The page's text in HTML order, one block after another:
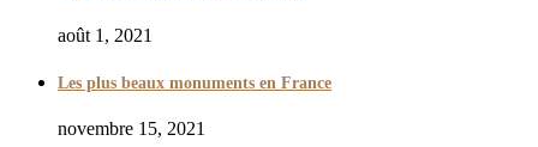
août 1, 2021
Les plus beaux monuments en France
novembre 15, 2021